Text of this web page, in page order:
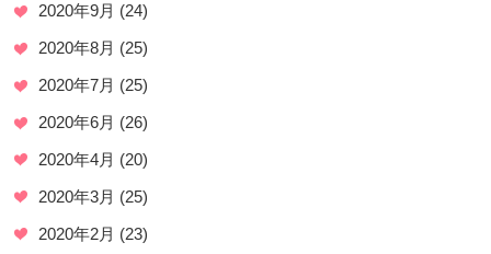
2020年9月 (24)
2020年8月 (25)
2020年7月 (25)
2020年6月 (26)
2020年4月 (20)
2020年3月 (25)
2020年2月 (23)